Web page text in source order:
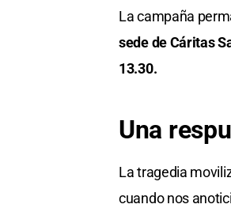
La campaña
sede de Cáritas
13.30.
Una
La tragedia
cuando nos